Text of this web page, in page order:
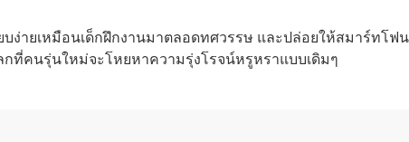
ง่ายเหมือนเด็กฝึกงานมาตลอดทศวรรษ และปล่อยให้สมาร์ทโฟน
ที่คนรุ่นใหม่จะโหยหาความรุ่งโรจน์หรูหราแบบเดิมๆ